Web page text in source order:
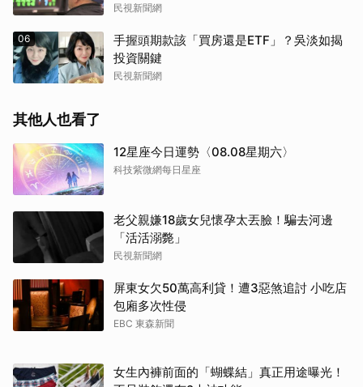
民視新聞網
06
手握頭期款該「買房還是ETF」？吳淡如揭
投資關鍵
民視新聞網
其他人也看了
12星座今日運勢〈08.08星期六〉
科技紫微網每日星座
老父親嫌18歲女兒懷孕太丟臉！騙去河邊
「活活溺斃」
民視新聞網
屏東女欠50萬高利貸！遭3惡煞追討 小吃店
包廂多次性侵
EBC 東森新聞
女生內褲前面的「蝴蝶結」真正用途曝光！